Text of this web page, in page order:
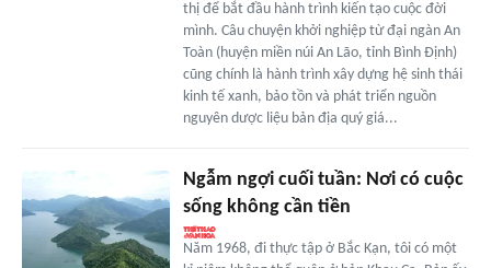
thị để bắt đầu hành trình kiến tạo cuộc đời
mình. Câu chuyện khởi nghiệp từ đại ngàn An
Toàn (huyện miền núi An Lão, tỉnh Bình Định)
cũng chính là hành trình xây dựng hệ sinh thái
kinh tế xanh, bảo tồn và phát triển nguồn
nguyên dược liệu bản địa quý giá...
Ngẫm ngợi cuối tuần: Nơi có cuộc
sống không cần tiền
Năm 1968, đi thực tập ở Bắc Kạn, tôi có một